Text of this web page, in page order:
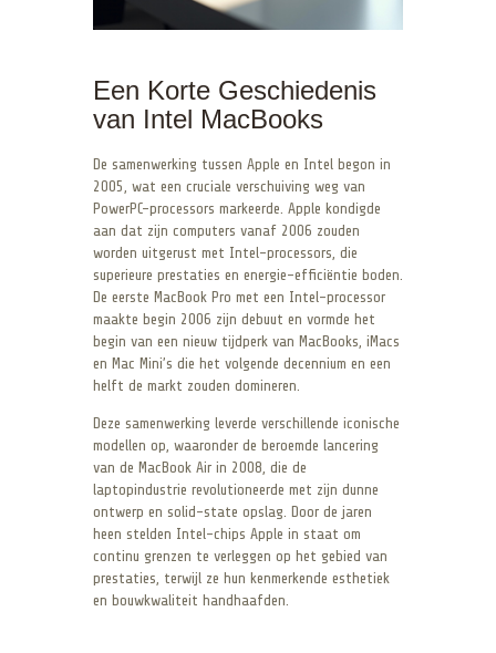
Een Korte Geschiedenis
van Intel MacBooks
De samenwerking tussen Apple en Intel begon in
2005, wat een cruciale verschuiving weg van
PowerPC-processors markeerde. Apple kondigde
aan dat zijn computers vanaf 2006 zouden
worden uitgerust met Intel-processors, die
superieure prestaties en energie-efficiëntie boden.
De eerste MacBook Pro met een Intel-processor
maakte begin 2006 zijn debuut en vormde het
begin van een nieuw tijdperk van MacBooks, iMacs
en Mac Mini’s die het volgende decennium en een
helft de markt zouden domineren.
Deze samenwerking leverde verschillende iconische
modellen op, waaronder de beroemde lancering
van de MacBook Air in 2008, die de
laptopindustrie revolutioneerde met zijn dunne
ontwerp en solid-state opslag. Door de jaren
heen stelden Intel-chips Apple in staat om
continu grenzen te verleggen op het gebied van
prestaties, terwijl ze hun kenmerkende esthetiek
en bouwkwaliteit handhaafden.